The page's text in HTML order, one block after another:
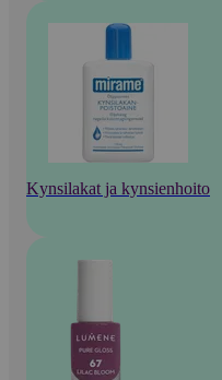
Kynsilakat ja kynsienhoito